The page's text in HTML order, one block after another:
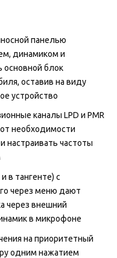
панелью
динамиком и
основной блок
оставив на виду
устройство
каналы LPD и PMR
необходимости
настраивать частоты
в тангенте) с
через меню дают
через внешний
в микрофоне
на приоритетный
одним нажатием